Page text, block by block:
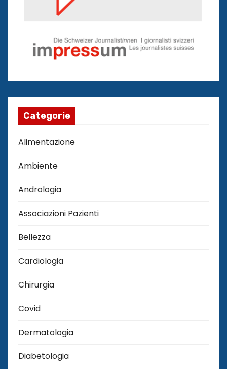
Categorie
Alimentazione
Ambiente
Andrologia
Associazioni Pazienti
Bellezza
Cardiologia
Chirurgia
Covid
Dermatologia
Diabetologia